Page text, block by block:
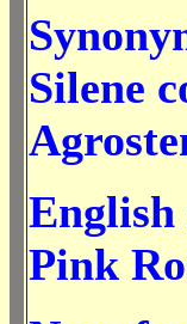
Silene
English
Pink